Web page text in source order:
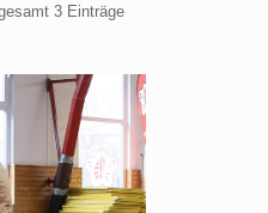
3 Einträge